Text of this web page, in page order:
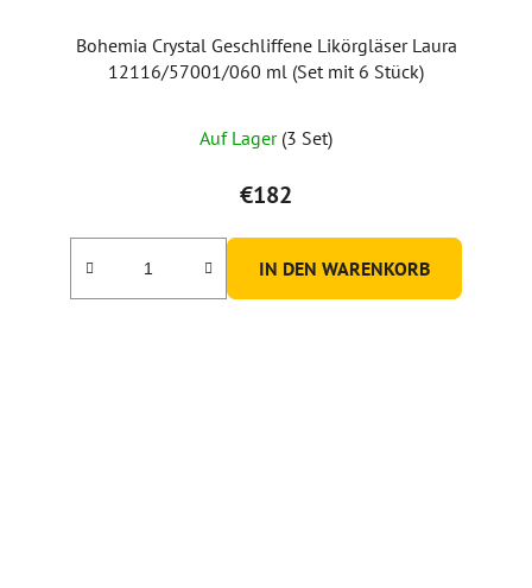
Bohemia Crystal Geschliffene Likörgläser Laura
12116/57001/060 ml (Set mit 6 Stück)
Auf Lager (3 Set)
€182
IN DEN WARENKORB